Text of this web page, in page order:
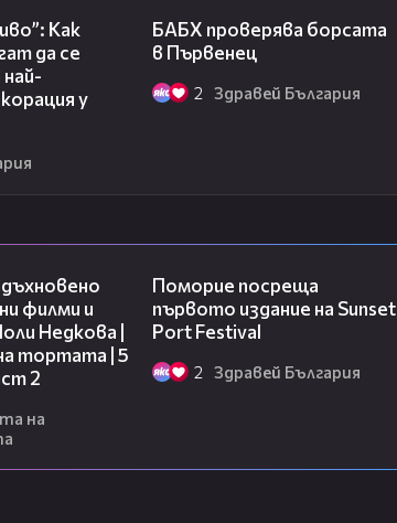
Как
да се
у
БАБХ проверява борсата
в Първенец
2 Здравей България
филми и
Недкова |
тортата | 5
2
на
Поморие посреща
първото издание на Sunset
Port Festival
2 Здравей България